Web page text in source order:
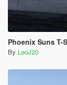
Phoenix Suns T-
By LeoJ20